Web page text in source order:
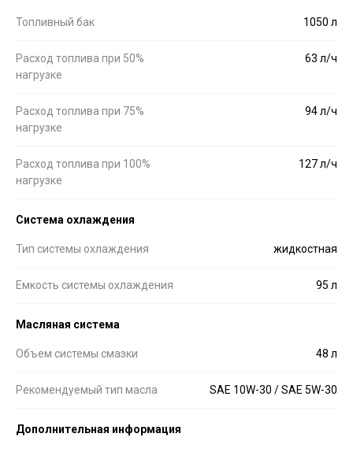
Топливный бак 1050 л
Расход топлива при 50%
нагрузке
63 л/ч
Расход топлива при 75%
нагрузке
94 л/ч
Расход топлива при 100%
нагрузке
127 л/ч
Система охлаждения
Тип системы охлаждения жидкостная
Емкость системы охлаждения 95 л
Масляная система
Объем системы смазки 48 л
Рекомендуемый тип масла SAE 10W-30 / SAE 5W-30
Дополнительная информация